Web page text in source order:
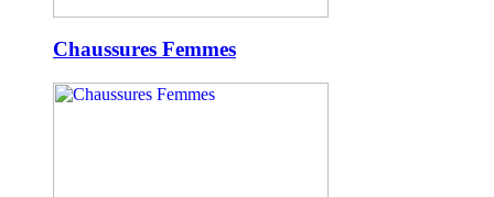
Chaussures Femmes